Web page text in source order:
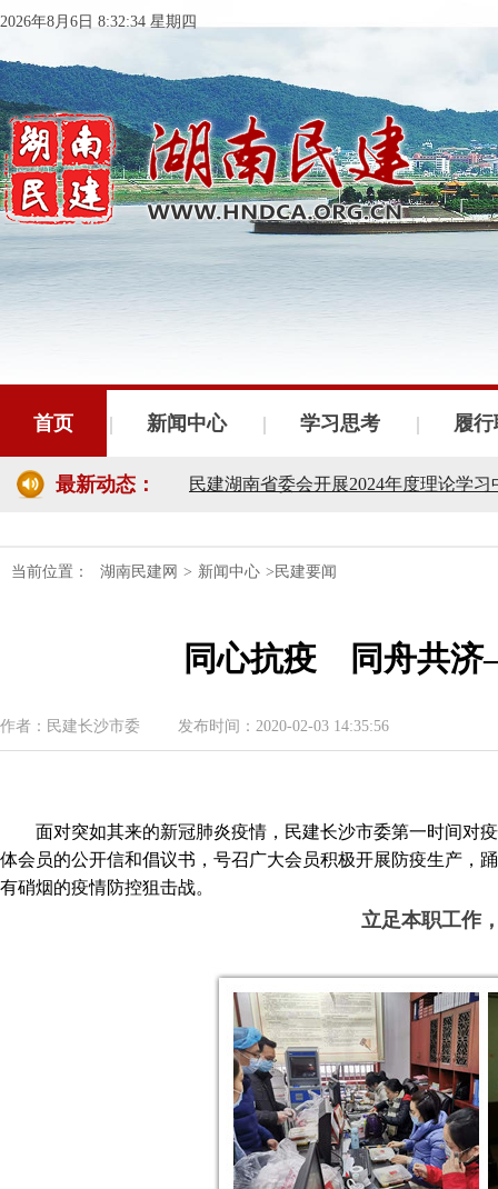
2026年8月6日 8:32:35 星期四
首页 新闻中心 学习思考 履
最新动态：
民建湖南省十届十次常委会议召开
民建湖南省委会开展2024年度理论学
民建湖南省委会召开全省组织建设工作
当前位置： 湖南民建网 > 新闻中心 >民建要闻
同心抗疫 同舟共
作者：民建长沙市委 发布时间：2020-02-03 14:35:56
面对突如其来的新冠肺炎疫情，民建长沙市委第一时间对
体会员的公开信和倡议书，号召广大会员积极开展防疫生产，
有硝烟的疫情防控狙击战。
立足本职工作